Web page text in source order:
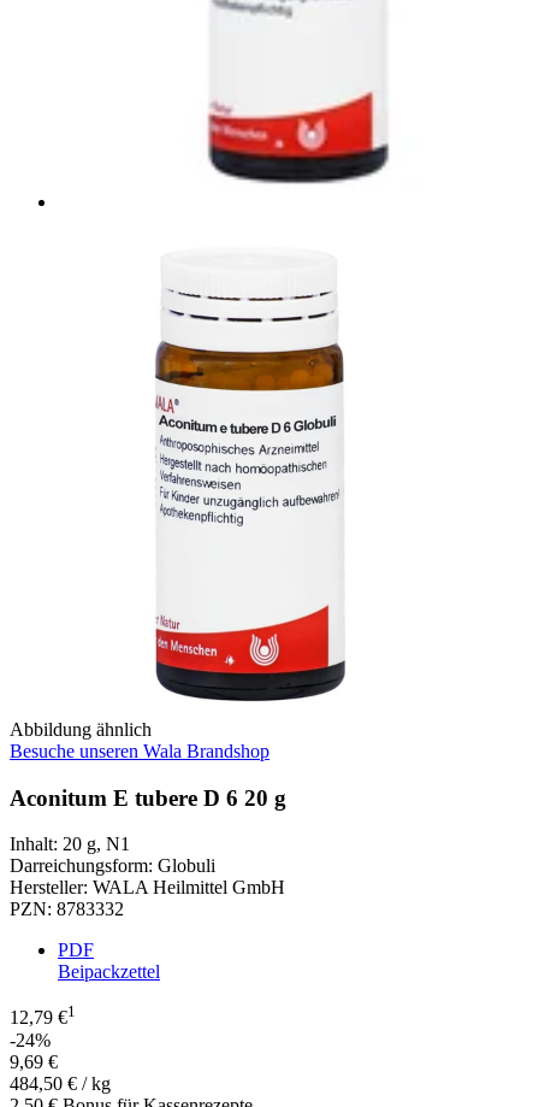
Abbildung ähnlich
Besuche unseren Wala Brandshop
Aconitum E tubere D 6 20 g
Inhalt: 20 g, N1
Darreichungsform: Globuli
Hersteller: WALA Heilmittel GmbH
PZN: 8783332
PDF
Beipackzettel
12,79 €1
-24%
9,69 €
484,50 € / kg